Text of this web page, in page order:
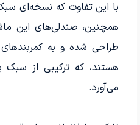
با این تفاوت که نسخه‌ای
طراحی شده و به
هستند، که ترکیبی از سبک
می‌آورد.